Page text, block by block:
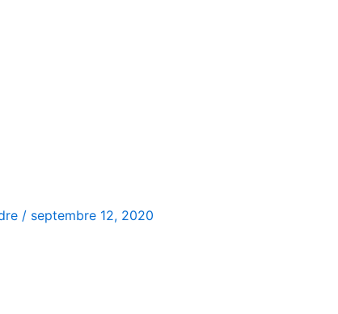
/ septembre 12, 2020